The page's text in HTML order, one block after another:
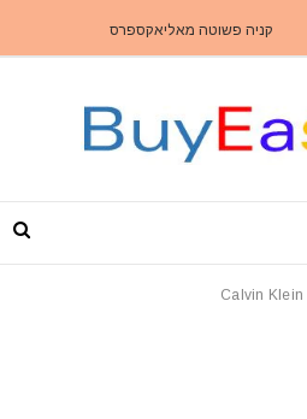
קניה פשוטה מאליאקספרס